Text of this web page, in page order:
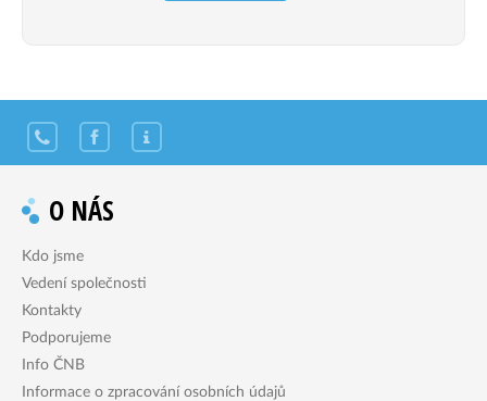
O NÁS
Kdo jsme
Vedení společnosti
Kontakty
Podporujeme
Info ČNB
Informace o zpracování osobních údajů